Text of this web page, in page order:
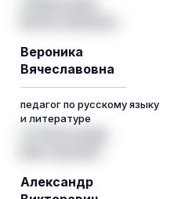
Вероника
Вячеславовна
педагог по русскому языку
и литературе
Александр